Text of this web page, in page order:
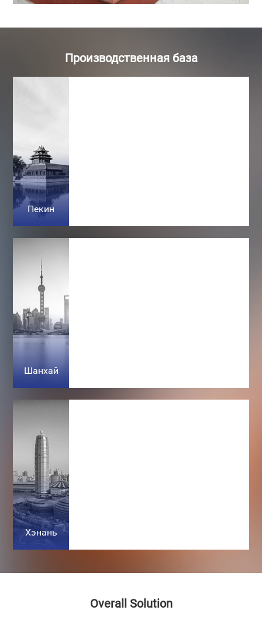
Производственная база
Пекин
Шанхай
Хэнань
Overall Solution